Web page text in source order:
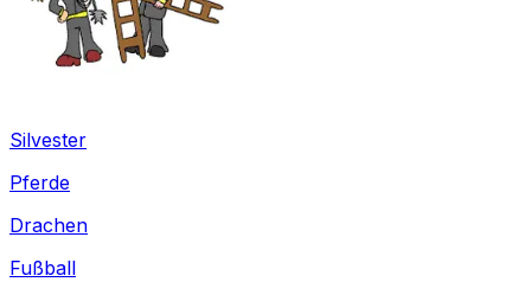
Silvester
Pferde
Drachen
Fußball